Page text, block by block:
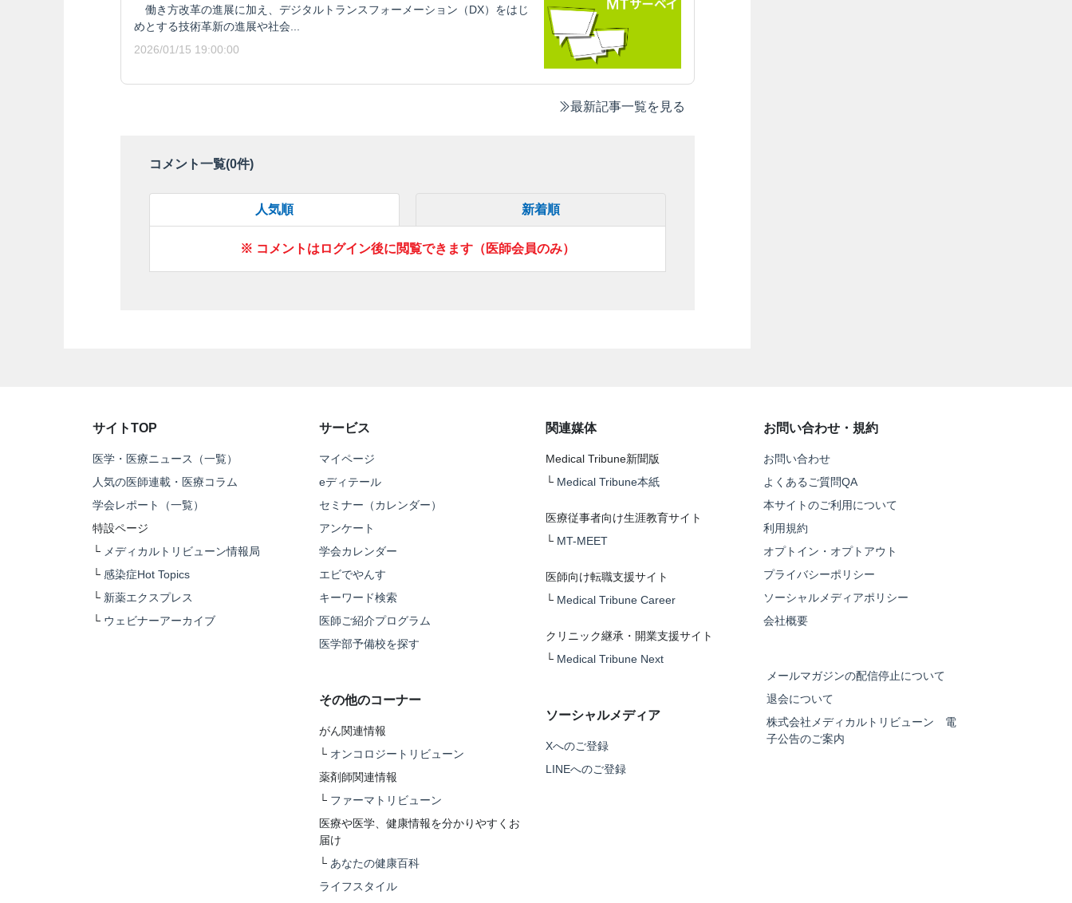
働き方改革の進展に加え、デジタルトランスフォーメーション（DX）をはじ
めとする技術革新の進展や社会...
2026/01/15 19:00:00
最新記事一覧を見る
コメント一覧(0件)
人気順 新着順
※ コメントはログイン後に閲覧できます（医師会員のみ）
サイトTOP
医学・医療ニュース（一覧）
人気の医師連載・医療コラム
学会レポート（一覧）
特設ページ
└ メディカルトリビューン情報局
└ 感染症Hot Topics
└ 新薬エクスプレス
└ ウェビナーアーカイブ
サービス
マイページ
eディテール
セミナー（カレンダー）
アンケート
学会カレンダー
エビでやんす
キーワード検索
医師ご紹介プログラム
医学部予備校を探す
その他のコーナー
がん関連情報
└ オンコロジートリビューン
薬剤師関連情報
└ ファーマトリビューン
医療や医学、健康情報を分かりやすくお
届け
└ あなたの健康百科
ライフスタイル
関連媒体
Medical Tribune新聞版
└ Medical Tribune本紙
医療従事者向け生涯教育サイト
└ MT-MEET
医師向け転職支援サイト
└ Medical Tribune Career
クリニック継承・開業支援サイト
└ Medical Tribune Next
ソーシャルメディア
Xへのご登録
LINEへのご登録
お問い合わせ・規約
お問い合わせ
よくあるご質問QA
本サイトのご利用について
利用規約
オプトイン・オプトアウト
プライバシーポリシー
ソーシャルメディアポリシー
会社概要
メールマガジンの配信停止について
退会について
株式会社メディカルトリビューン 電
子公告のご案内